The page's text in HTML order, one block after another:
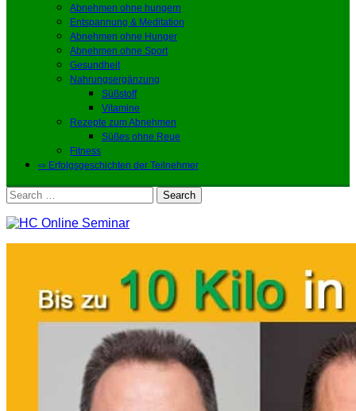
Abnehmen ohne hungern
Entspannung & Meditation
Abnehmen ohne Hunger
Abnehmen ohne Sport
Gesundheit
Nahrungsergänzung
Süßstoff
Vitamine
Rezepte zum Abnehmen
Süßes ohne Reue
Fitness
⇨ Erfolgsgeschichten der Teilnehmer
Search
for: